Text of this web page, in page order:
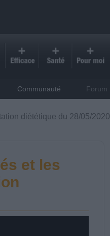
Communauté Forum
diététique du 28/05/2020
et les